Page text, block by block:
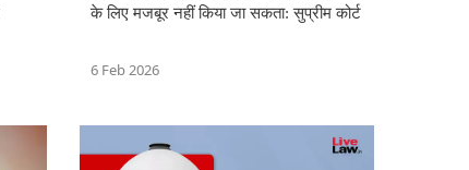
के लिए मजबूर नहीं किया जा सकता: सुप्रीम कोर्ट
6 Feb 2026